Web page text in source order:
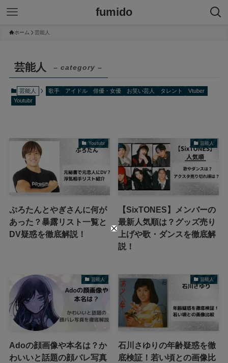
fumido
ホーム 芸能人
芸能人 – category –
芸能人 歌手 アイドル 俳優・女優 お笑い芸人 タレント
Vtuber
Youtubr
Youtubr
ぷろたんとやぎさんに何が
あった？暴露リスト一覧と
DV疑惑を徹底解説！
芸能人
【SixTONES】メンバーの
最新人気順は？グッズ売り
上げや歌・ダンスを徹底解
説！
芸能人
Adoの顔画像や本名は？か
わいいと話題の顔バレ写真
芸能人
石川さゆりの年齢疑惑を徹
底検証！若い頃との画像比